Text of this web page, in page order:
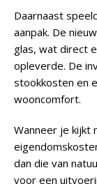
Daarnaast
aanpak. De
glas, wat direct
opleverde. De
stookkosten en
wooncomfort.
Wanneer je kijkt
dan die van
voor een